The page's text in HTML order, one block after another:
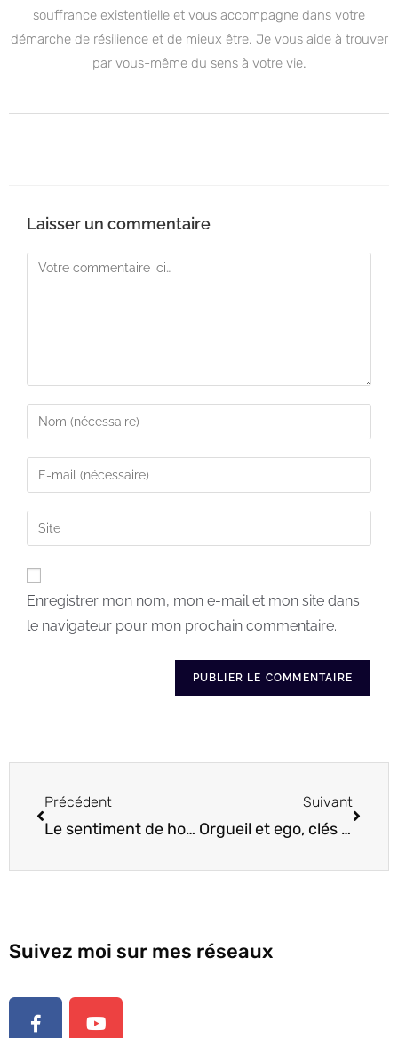
souffrance existentielle et vous accompagne dans votre
démarche de résilience et de mieux être. Je vous aide à trouver
par vous-même du sens à votre vie.
Laisser un commentaire
Enregistrer mon nom, mon e-mail et mon site dans
le navigateur pour mon prochain commentaire.
Précédent
Le sentiment de honte
Suivant
Orgueil et ego, clés de l’humilité
Suivez moi sur mes réseaux